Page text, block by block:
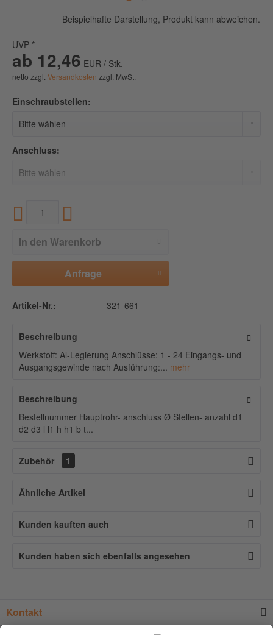
Beispielhafte Darstellung, Produkt kann abweichen.
UVP *
ab 12,46 EUR / Stk.
netto zzgl. Versandkosten zzgl. MwSt.
Einschraubstellen:
Anschluss:
In den Warenkorb
Anfrage
Artikel-Nr.: 321-661
Beschreibung
Werkstoff: Al-Legierung Anschlüsse: 1 - 24 Eingangs- und
Ausgangsgewinde nach Ausführung:... mehr
Beschreibung
Bestellnummer Hauptrohr- anschluss Ø Stellen- anzahl d1
d2 d3 l l1 h h1 b t...
Zubehör 1
Ähnliche Artikel
Kunden kauften auch
Kunden haben sich ebenfalls angesehen
Kontakt